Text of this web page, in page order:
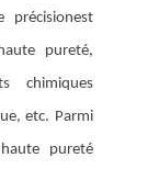
précisionest
pureté,
chimiques
etc. Parmi
pureté